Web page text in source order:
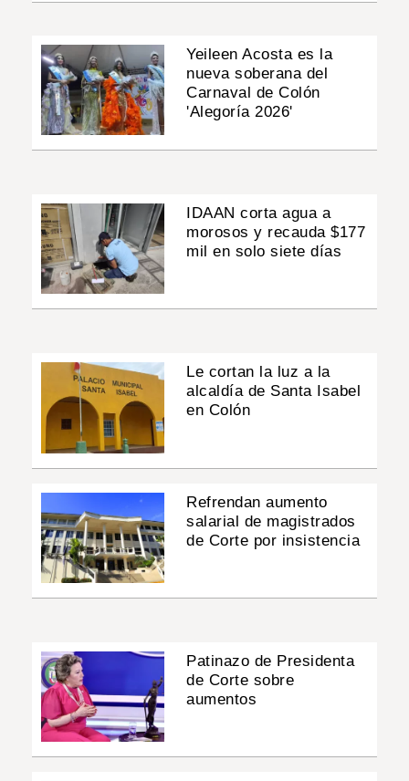
Yeileen Acosta es la
nueva soberana del
Carnaval de Colón
'Alegoría 2026'
IDAAN corta agua a
morosos y recauda $177
mil en solo siete días
Le cortan la luz a la
alcaldía de Santa Isabel
en Colón
Refrendan aumento
salarial de magistrados
de Corte por insistencia
Patinazo de Presidenta
de Corte sobre
aumentos